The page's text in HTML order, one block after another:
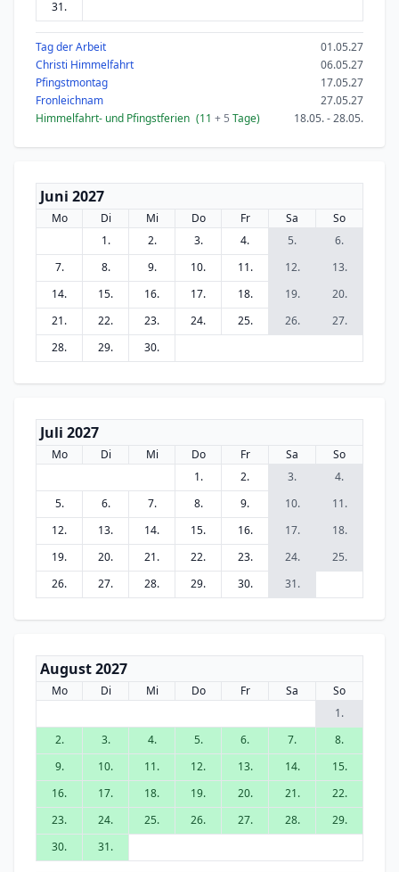
31.
Tag der Arbeit
01.05.27
Christi Himmelfahrt
06.05.27
Pfingstmontag
17.05.27
Fronleichnam
27.05.27
Himmelfahrt- und Pfingstferien (11 + 5 Tage) 18.05. - 28.05.
Juni 2027
Mo Di Mi Do Fr Sa
So
1.
2. 3. 4. 5.
6.
7.
8. 9. 10. 11. 12.
13.
14.
15. 16. 17. 18. 19.
20.
21.
22. 23. 24. 25. 26.
27.
28.
29. 30.
Juli 2027
Mo Di Mi Do Fr Sa
So
1.
2. 3.
4.
5.
6. 7. 8. 9. 10.
11.
12.
13. 14. 15. 16. 17.
18.
19.
20. 21. 22. 23. 24.
25.
26.
27. 28. 29. 30. 31.
August 2027
Mo Di Mi Do Fr Sa
So
1.
2.
3. 4. 5. 6. 7.
8.
9.
10. 11. 12. 13. 14.
15.
16.
17. 18. 19. 20. 21.
22.
23.
24. 25. 26. 27. 28.
29.
30.
31.